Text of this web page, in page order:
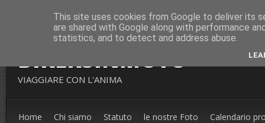
BIKERSINMOTO
VIAGGIARE CON L'ANIMA
Home Chi siamo Statuto le nostre Foto Calendario
This site uses cookies from Google to deliver its
are shared with Google along with performance
statistics, and to detect and address abuse.